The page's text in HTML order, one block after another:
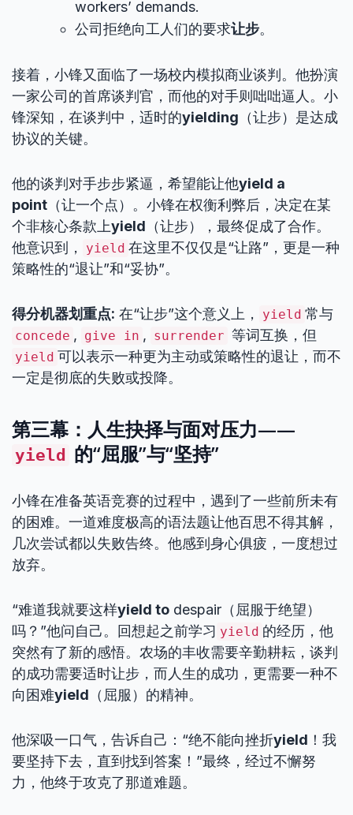
workers’ demands.
公司拒绝向工人们的要求让步。
接着，小锋又面临了一场校内模拟商业谈判。他扮演
一家公司的首席谈判官，而他的对手则咄咄逼人。小
锋深知，在谈判中，适时的yielding （让步）是达成
协议的关键。
他的谈判对手步步紧逼，希望能让他yield a
point （让一个点）。小锋在权衡利弊后，决定在某
个非核心条款上yield （让步），最终促成了合作。
他意识到，
yield 在这里不仅仅是“让路”，更是一种
策略性的“退让”和“妥协”。
得分机器划重点: 在“让步”这个意义上， yield 常与
concede , give in , surrender 等词互换，但
yield 可以表示一种更为主动或策略性的退让，而不
一定是彻底的失败或投降。
第三幕：人生抉择与面对压力——
yield 的“屈服”与“坚持”
小锋在准备英语竞赛的过程中，遇到了一些前所未有
的困难。一道难度极高的语法题让他百思不得其解，
几次尝试都以失败告终。他感到身心俱疲，一度想过
放弃。
“难道我就要这样yield to despair（屈服于绝望）
吗？”他问自己。回想起之前学习 yield 的经历，他
突然有了新的感悟。农场的丰收需要辛勤耕耘，谈判
的成功需要适时让步，而人生的成功，更需要一种不
向困难yield （屈服）的精神。
他深吸一口气，告诉自己：“绝不能向挫折yield ！我
要坚持下去，直到找到答案！”最终，经过不懈努
力，他终于攻克了那道难题。